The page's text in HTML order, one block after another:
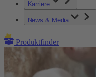
Karriere
News & Media
Produktfinder